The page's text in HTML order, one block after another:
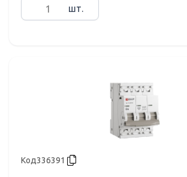
шт.
Код336391